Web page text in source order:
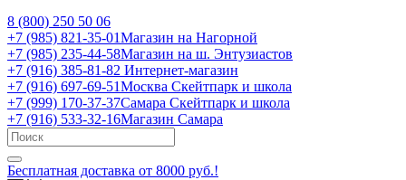
8 (800) 250 50 06
+7 (985) 821-35-01Магазин на Нагорной
+7 (985) 235-44-58Магазин на ш. Энтузиастов
+7 (916) 385-81-82 Интернет-магазин
+7 (916) 697-69-51Москва Скейтпарк и школа
+7 (999) 170-37-37Самара Скейтпарк и школа
+7 (916) 533-32-16Магазин Самара
Бесплатная доставка от 8000 руб.!